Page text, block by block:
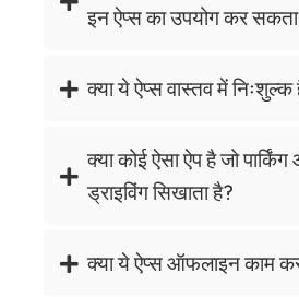
इन ऐप्स का उपयोग कर
क्या ये ऐप्स वास्तव में निःशुल्क
क्या कोई ऐसा ऐप है जो पार्किंग
ड्राइविंग सिखाता है?
क्या ये ऐप्स ऑफलाइन काम